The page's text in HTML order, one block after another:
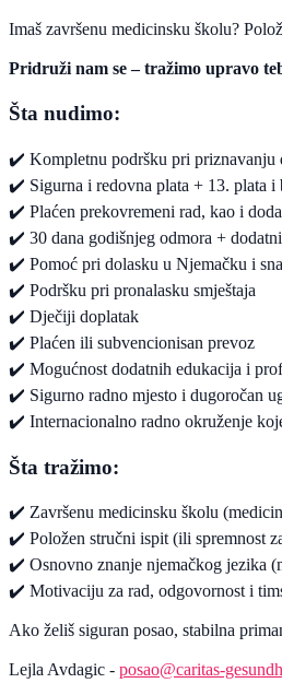
Imaš završenu medicinsku školu?
Pridruži nam se – tražimo upravo
Šta nudimo:
✔️ Kompletnu podršku pri priznavanju
✔️ Sigurna i redovna plata + 13. plata i
✔️ Plaćen prekovremeni rad, kao i
✔️ 30 dana godišnjeg odmora +
✔️ Pomoć pri dolasku u Njemačku i
✔️ Podršku pri pronalasku smještaja
✔️ Dječiji doplatak
✔️ Plaćen ili subvencionisan prevoz
✔️ Mogućnost dodatnih edukacija i
✔️ Sigurno radno mjesto i dugoročan
✔️ Internacionalno radno okruženje
Šta tražimo:
✔️ Završenu medicinsku školu
✔️ Položen stručni ispit (ili spremnost
✔️ Osnovno znanje njemačkog jezika
✔️ Motivaciju za rad, odgovornost i
Ako želiš siguran posao, stabilna
Lejla Avdagic - posao@caritas-